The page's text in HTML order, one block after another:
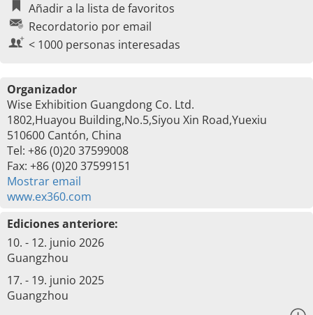
Añadir a la lista de favoritos
Recordatorio por email
< 1000 personas interesadas
Organizador
Wise Exhibition Guangdong Co. Ltd.
1802,Huayou Building,No.5,Siyou Xin Road,Yuexiu
510600 Cantón, China
Tel: +86 (0)20 37599008
Fax: +86 (0)20 37599151
Mostrar email
www.ex360.com
Ediciones anteriore:
10. - 12. junio 2026
Guangzhou
17. - 19. junio 2025
Guangzhou